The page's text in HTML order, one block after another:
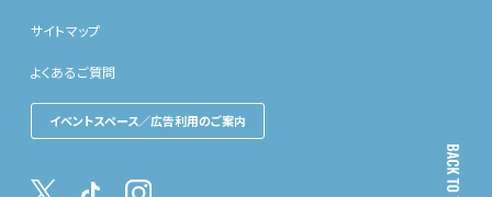
サイトマップ
よくあるご質問
イベントスペース／広告利用のご案内